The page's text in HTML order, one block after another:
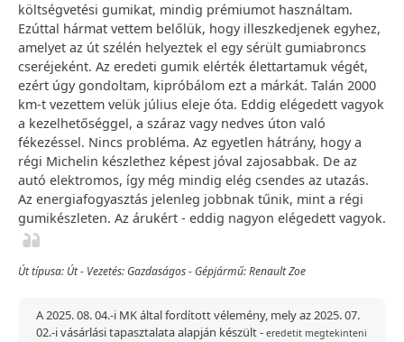
költségvetési gumikat, mindig prémiumot használtam.
Ezúttal hármat vettem belőlük, hogy illeszkedjenek egyhez,
amelyet az út szélén helyeztek el egy sérült gumiabroncs
cseréjeként. Az eredeti gumik elérték élettartamuk végét,
ezért úgy gondoltam, kipróbálom ezt a márkát. Talán 2000
km-t vezettem velük július eleje óta. Eddig elégedett vagyok
a kezelhetőséggel, a száraz vagy nedves úton való
fékezéssel. Nincs probléma. Az egyetlen hátrány, hogy a
régi Michelin készlethez képest jóval zajosabbak. De az
autó elektromos, így még mindig elég csendes az utazás.
Az energiafogyasztás jelenleg jobbnak tűnik, mint a régi
gumikészleten. Az árukért - eddig nagyon elégedett vagyok.
Út típusa: Út - Vezetés: Gazdaságos - Gépjármű: Renault Zoe
A 2025. 08. 04.-i MK által fordított vélemény, mely az 2025. 07.
02.-i vásárlási tapasztalata alapján készült- eredetit megtekinteni